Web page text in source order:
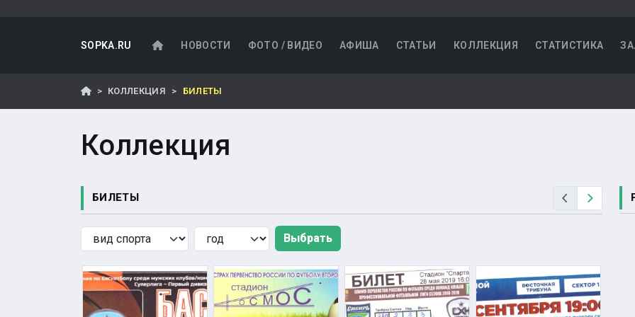
SOPKA.RU НОВОСТИ ФОТО / ВИДЕО АФИША СТАТЬИ КОЛЛЕКЦИЯ СТАТИСТИКА
КОЛЛЕКЦИЯ БИЛЕТЫ
Коллекция
БИЛЕТЫ Назад
Preference Preference Выбрать